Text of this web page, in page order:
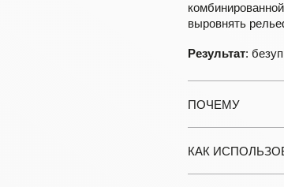
выровнять
Результат:
ПОЧЕМУ
КАК